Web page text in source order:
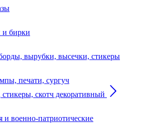
и бирки
вырубки, высечки, стикеры
печати, сургуч
скотч декоративный
и военно-патриотические